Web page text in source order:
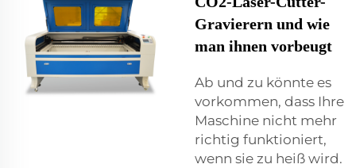
Gravierern und wie
man ihnen vorbeugt
Ab und zu könnte es
vorkommen, dass Ihre
Maschine nicht mehr
richtig funktioniert,
wenn sie zu heiß wird.